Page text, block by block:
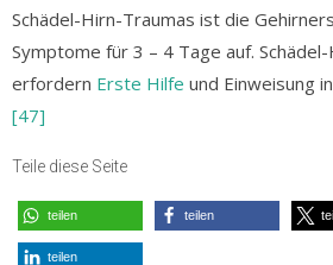
Schädel-Hirn-Traumas ist die
Symptome für 3 – 4 Tage auf.
erfordern Erste Hilfe und Einweisung
[47]
Teile diese Seite
teilen teilen
teilen